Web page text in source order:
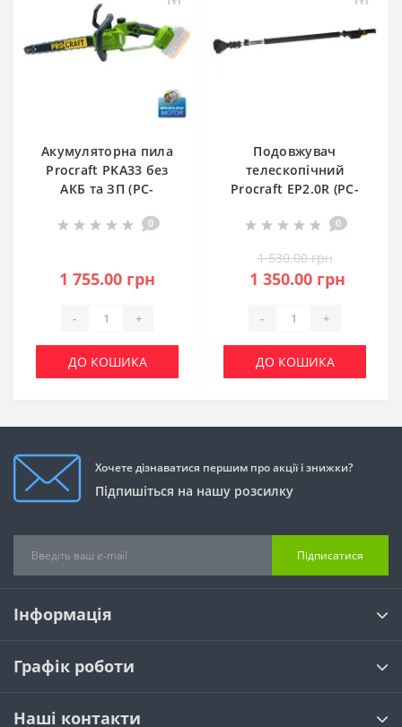
Акумуляторна пила
Procraft PKA33 без
АКБ та ЗП (PC-
0
1 755.00 грн
- +
ДО КОШИКА
Подовжувач
телескопічний
Procraft EP2.0R (PC-
0
1 530.00 грн
1 350.00 грн
- +
ДО КОШИКА
Хочете дізнаватися першим про акції і знижки?
Підпишіться на нашу розсилку
Підписатися
Інформація
Графік роботи
Наші контакти